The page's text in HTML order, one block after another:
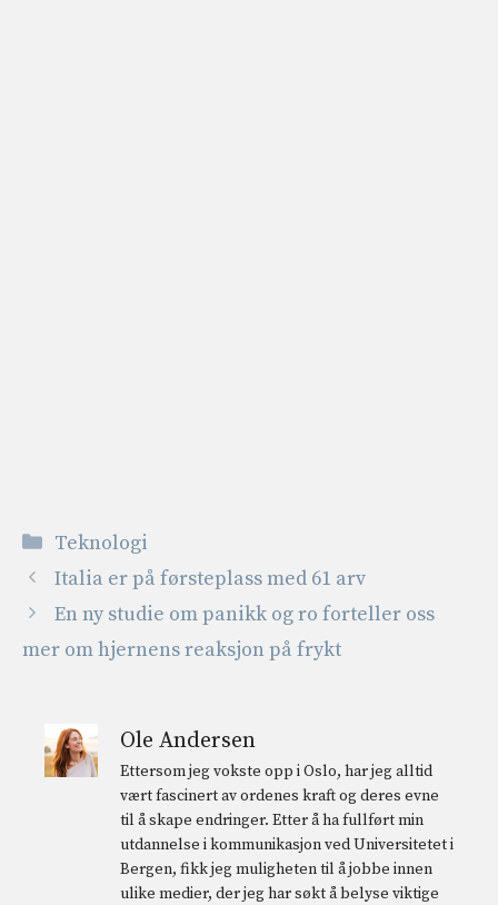
Kategorier
Teknologi
Italia er på førsteplass med 61 arv
En ny studie om panikk og ro forteller oss
mer om hjernens reaksjon på frykt
Ole Andersen
Ettersom jeg vokste opp i Oslo, har jeg alltid
vært fascinert av ordenes kraft og deres evne
til å skape endringer. Etter å ha fullført min
utdannelse i kommunikasjon ved Universitetet i
Bergen, fikk jeg muligheten til å jobbe innen
ulike medier, der jeg har søkt å belyse viktige